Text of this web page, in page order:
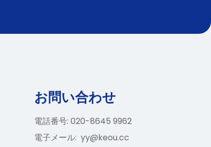
お問い合わせ
電話番号: 020-8645 9962
電子メール: yy@keou.cc